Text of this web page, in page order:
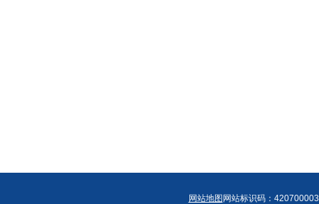
网站地图 网站标识码：